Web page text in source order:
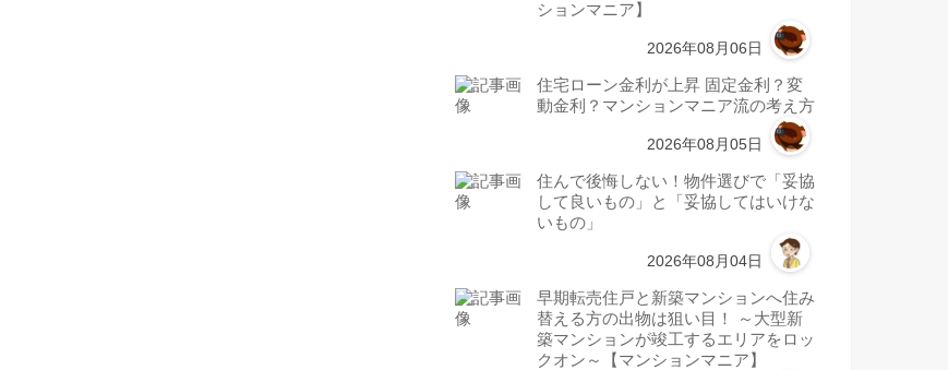
ションマニア】
2026年08月06日
住宅ローン金利が上昇 固定金利？変
動金利？マンションマニア流の考え方
2026年08月05日
住んで後悔しない！物件選びで「妥協
して良いもの」と「妥協してはいけな
いもの」
2026年08月04日
早期転売住戸と新築マンションへ住み
替える方の出物は狙い目！ ～大型新
築マンションが竣工するエリアをロッ
クオン～【マンションマニア】